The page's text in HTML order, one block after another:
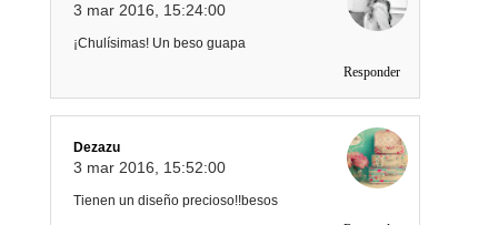
3 mar 2016, 15:24:00
¡Chulísimas! Un beso guapa
Responder
Dezazu
3 mar 2016, 15:52:00
Tienen un diseño precioso!!besos